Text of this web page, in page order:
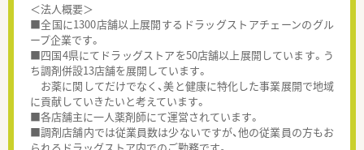
＜法人概要＞
■全国に1300店舗以上展開するドラッグストアチェーンのグル
ープ企業です。
■四国4県にてドラッグストアを50店舗以上展開しています。う
ち調剤併設13店舗を展開しています。
お薬に関してだけでなく、美と健康に特化した事業展開で地域
に貢献していきたいと考えています。
■各店舗主に一人薬剤師にて運営されています。
■調剤店舗内では従業員数は少ないですが、他の従業員の方もお